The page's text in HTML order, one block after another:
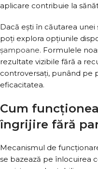
aplicare contribuie la
Dacă ești în căutarea
poți explora opțiunile
șampoane. Formulele
rezultate vizibile fără a
controversați, punând pe
eficacitatea.
Cum
îngrijire fără
Mecanismul de
se bazează pe înlocuirea